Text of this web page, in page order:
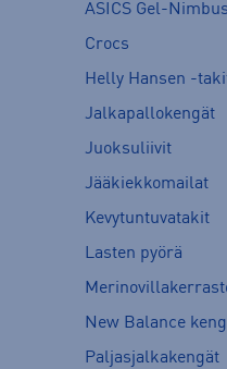
ASICS Gel-Nimbus
Crocs
Helly Hansen -
Jalkapallokengät
Juoksuliivit
Jääkiekkomailat
Kevytuntuvatakit
Lasten pyörä
New Balance
Paljasjalkakengät